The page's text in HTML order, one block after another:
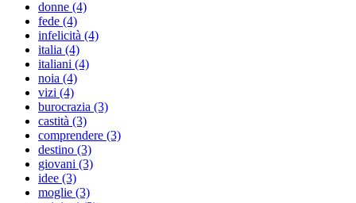
donne (4)
fede (4)
infelicità (4)
italia (4)
italiani (4)
noia (4)
vizi (4)
burocrazia (3)
castità (3)
comprendere (3)
destino (3)
giovani (3)
idee (3)
moglie (3)